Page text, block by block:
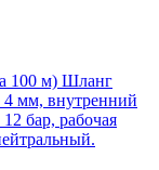
100 м) Шланг
4 мм, внутренний
бар, рабочая